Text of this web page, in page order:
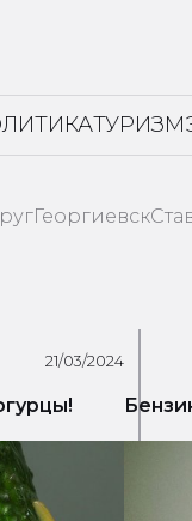
ТУРИЗМ
Георгиевск
21/03/2024